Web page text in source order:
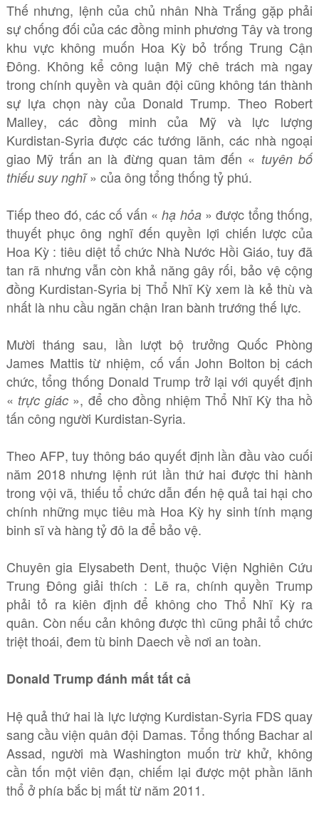
Thế nhưng, lệnh của chủ nhân Nhà Trắng gặp phải
sự chống đối của các đồng minh phương Tây và trong
khu vực không muốn Hoa Kỳ bỏ trống Trung Cận
Đông. Không kể công luận Mỹ chê trách mà ngay
trong chính quyền và quân đội cũng không tán thành
sự lựa chọn này của Donald Trump. Theo Robert
Malley, các đồng minh của Mỹ và lực lượng
Kurdistan-Syria được các tướng lãnh, các nhà ngoại
giao Mỹ trấn an là đừng quan tâm đến « tuyên bố
thiếu suy nghĩ» của ông tổng thống tỷ phú.
Tiếp theo đó, các cố vấn «hạ hỏa» được tổng thống,
thuyết phục ông nghĩ đến quyền lợi chiến lược của
Hoa Kỳ : tiêu diệt tổ chức Nhà Nước Hồi Giáo, tuy đã
tan rã nhưng vẫn còn khả năng gây rối, bảo vệ cộng
đồng Kurdistan-Syria bị Thổ Nhĩ Kỳ xem là kẻ thù và
nhất là nhu cầu ngăn chận Iran bành trướng thế lực.
Mười tháng sau, lần lượt bộ trưởng Quốc Phòng
James Mattis từ nhiệm, cố vấn John Bolton bị cách
chức, tổng thống Donald Trump trở lại với quyết định
« trực giác», để cho đồng nhiệm Thổ Nhĩ Kỳ tha hồ
tấn công người Kurdistan-Syria.
Theo AFP, tuy thông báo quyết định lần đầu vào cuối
năm 2018 nhưng lệnh rút lần thứ hai được thi hành
trong vội vã, thiếu tổ chức dẫn đến hệ quả tai hại cho
chính những mục tiêu mà Hoa Kỳ hy sinh tính mạng
binh sĩ và hàng tỷ đô la để bảo vệ.
Chuyên gia Elysabeth Dent, thuộc Viện Nghiên Cứu
Trung Đông giải thích : Lẽ ra, chính quyền Trump
phải tỏ ra kiên định để không cho Thổ Nhĩ Kỳ ra
quân. Còn nếu cản không được thì cũng phải tổ chức
triệt thoái, đem tù binh Daech về nơi an toàn.
Donald Trump đánh mất tất cả
Hệ quả thứ hai là lực lượng Kurdistan-Syria FDS quay
sang cầu viện quân đội Damas. Tổng thống Bachar al
Assad, người mà Washington muốn trừ khử, không
cần tốn một viên đạn, chiếm lại được một phần lãnh
thổ ở phía bắc bị mất từ năm 2011.